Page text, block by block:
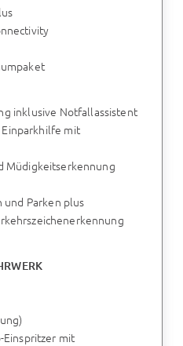
inklusive Notfallassistent
mit
Müdigkeitserkennung
und Parken plus
mit